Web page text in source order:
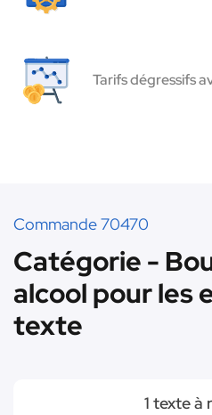
Tarifs dégressifs
Commande 70470
Catégorie -
alcool pour les
texte
1 texte à